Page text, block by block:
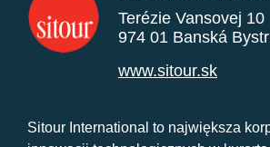
Terézie Vansovej 10
974 01 Banská
www.sitour.sk
Sitour International to największa